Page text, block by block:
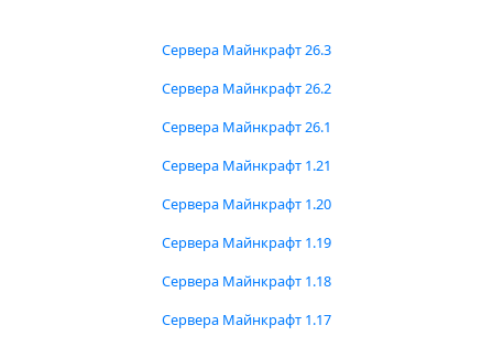
Сервера Майнкрафт 26.3
Сервера Майнкрафт 26.2
Сервера Майнкрафт 26.1
Сервера Майнкрафт 1.21
Сервера Майнкрафт 1.20
Сервера Майнкрафт 1.19
Сервера Майнкрафт 1.18
Сервера Майнкрафт 1.17